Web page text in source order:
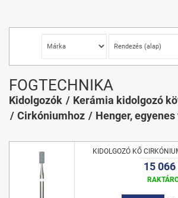
FOGTECHNIKA
Kidolgozók
Kerámia kidolgozó
Cirkóniumhoz
Henger, egyenes
KIDOLGOZÓ KŐ
15 066